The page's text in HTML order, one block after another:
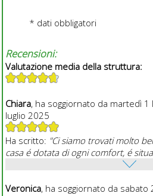
* dati obbligatori
Recensioni:
Valutazione media della struttura:
Chiara, ha soggiornato da martedì 1
luglio 2025
Ha scritto: "Ci siamo trovati molto
casa é dotata di ogni comfort, é
Veronica, ha soggiornato da sabato